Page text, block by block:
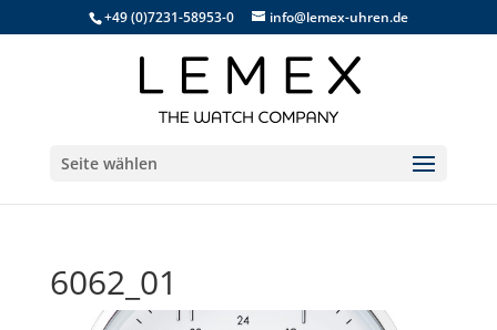
+49 (0)7231-58953-0 info@lemex-uhren.de
Seite wählen
6062_01